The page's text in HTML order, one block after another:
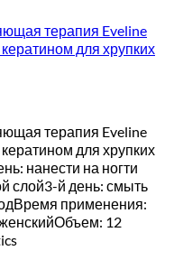
терапия Eveline
для хрупких
терапия Eveline
для хрупких
нанести на ногти
слой3-й день: смыть
применения:
12